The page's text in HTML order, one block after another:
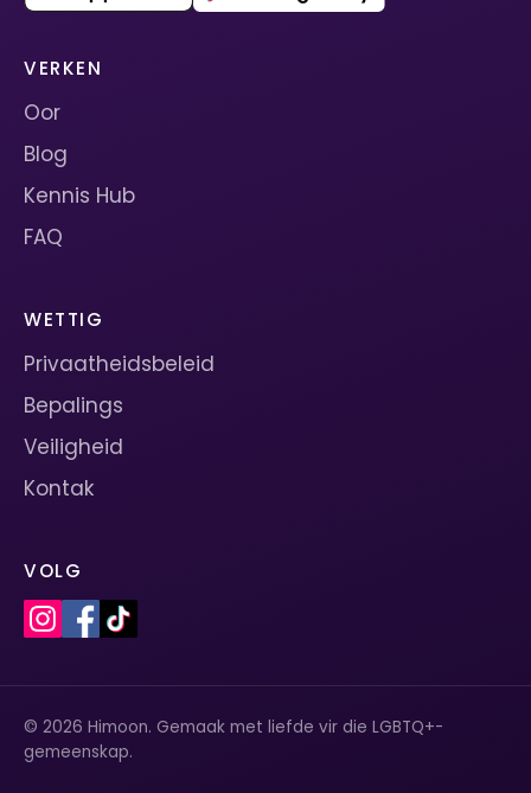
VERKEN
Oor
Blog
Kennis Hub
FAQ
WETTIG
Privaatheidsbeleid
Bepalings
Veiligheid
Kontak
VOLG
© 2026 Himoon. Gemaak met liefde vir die LGBTQ+-
gemeenskap.